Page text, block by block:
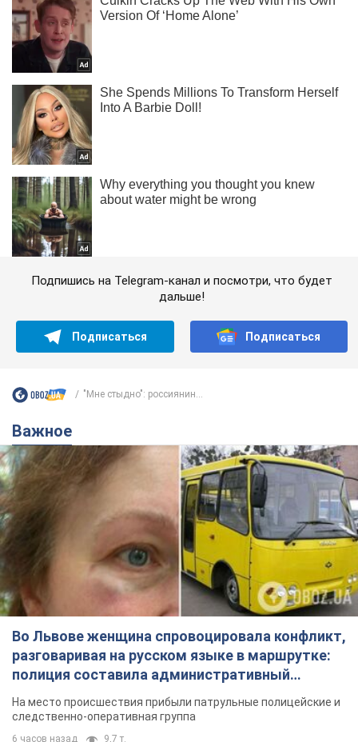
Подпишись на Telegram-канал и посмотри, что будет
дальше!
Подписаться Подписаться
"Мне стыдно": россиянин...
Важное
Во Львове женщина спровоцировала конфликт,
разговаривая на русском языке в маршрутке:
полиция составила административный
протокол. Видео
На место происшествия прибыли патрульные полицейские и
следственно-оперативная группа
6 часов назад 9,7 т.